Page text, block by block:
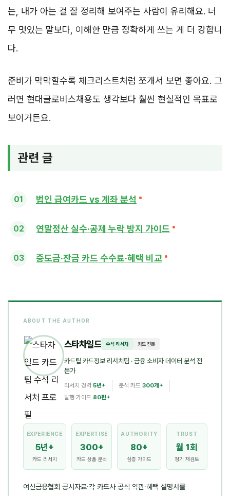
는, 내가 아는 걸 잘 정리해 보여주는 사람이 유리해요. 너
무 멋있는 말보다, 이해한 만큼 정확하게 쓰는 게 더 강합니
다.
준비가 막막할수록 체크리스트처럼 쪼개서 보면 좋아요. 그
러면 현대글로비스채용도 생각보다 훨씬 현실적인 목표로
보이거든요.
관련 글
법인 급여카드 vs 계좌 분석
연말정산 실수·공제 누락 방지 가이드
중도금·잔금 카드 수수료·혜택 비교
ABOUT THE AUTHOR
스타차일드 수석 리서처 카드 전문
카드팁 카드정보 리서치팀 · 금융 소비자 데이터 분석 전
문가
리서치 경력 5년+ 분석 카드 300개+
발행 가이드 80편+
EXPERIENCE
5년+
카드 리서치
EXPERTISE
300+
카드 상품 분석
AUTHORITY
80+
심층 가이드
TRUST
월 1회
정기 재검토
여신금융협회 공시자료·각 카드사 공식 약관·혜택 설명서를